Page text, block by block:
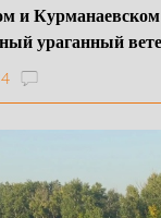
и
ураганный